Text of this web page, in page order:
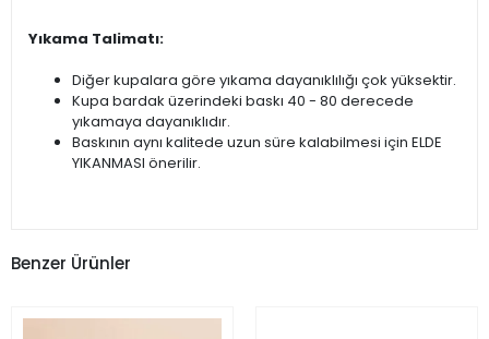
Yıkama Talimatı:
Diğer kupalara göre yıkama dayanıklılığı çok yüksektir.
Kupa bardak üzerindeki baskı 40 - 80 derecede
yıkamaya dayanıklıdır.
Baskının aynı kalitede uzun süre kalabilmesi için ELDE
YIKANMASI önerilir.
Benzer Ürünler